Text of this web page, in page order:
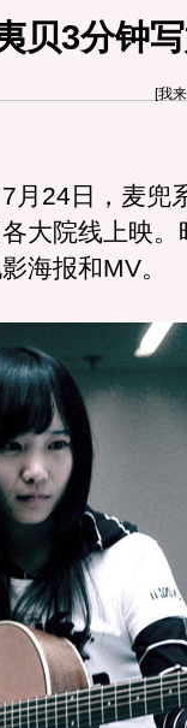
贝3分钟
[我
24日，麦兜
大院线上映
海报和MV。